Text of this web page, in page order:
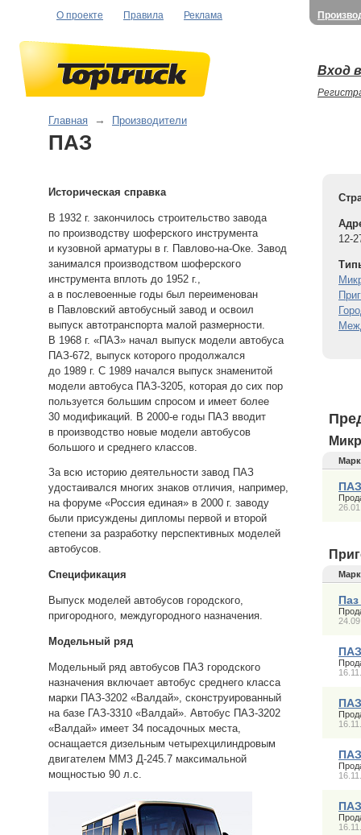
О проекте Правила Реклама
Вход
Главная → Производители
ПАЗ
Историческая справка
В 1932 г. закончилось строительство завода
по производству шоферского инструмента
и кузовной арматуры в г. Павлово-на-Оке. Завод
занимался производством шоферского
инструмента вплоть до 1952 г.,
а в послевоенные годы был переименован
в Павловский автобусный завод и освоил
выпуск автотранспорта малой размерности.
В 1968 г. «ПАЗ» начал выпуск модели автобуса
ПАЗ-672, выпуск которого продолжался
до 1989 г. С 1989 начался выпуск знаменитой
модели автобуса ПАЗ-3205, которая до сих пор
пользуется большим спросом и имеет более
30 модификаций. В 2000-е годы ПАЗ вводит
в производство новые модели автобусов
большого и среднего классов.
За всю историю деятельности завод ПАЗ
удостаивался многих знаков отличия, например,
на форуме «Россия единая» в 2000 г. заводу
были присуждены дипломы первой и второй
степени за разработку перспективных моделей
автобусов.
Спецификация
Выпуск моделей автобусов городского,
пригородного, междугородного назначения.
Модельный ряд
Модельный ряд автобусов ПАЗ городского
назначения включает автобус среднего класса
марки ПАЗ-3202 «Валдай», сконструированный
на базе ГАЗ-3310 «Валдай». Автобус ПАЗ-3202
«Валдай» имеет 34 посадочных места,
оснащается дизельным четырехцилиндровым
двигателем ММЗ Д-245.7 максимальной
мощностью 90 л.с.
12-